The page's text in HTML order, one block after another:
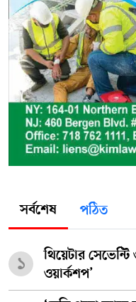
সর্বশেষ পঠিত
১
থিয়েটার
ওয়ার্কশপ’